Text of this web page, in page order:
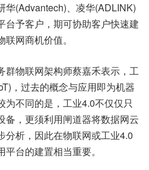
华(Advantech)、凌华(ADLINK)
台予客户，期可协助客户快速建
网商机价值。
群物联网架构师蔡嘉禾表示，工
，过去的概念与应用即为机器
为不同的是，工业4.0不仅仅只
备，更须利用闸道器将数据网云
分析，因此在物联网或工业4.0
台的建置相当重要。